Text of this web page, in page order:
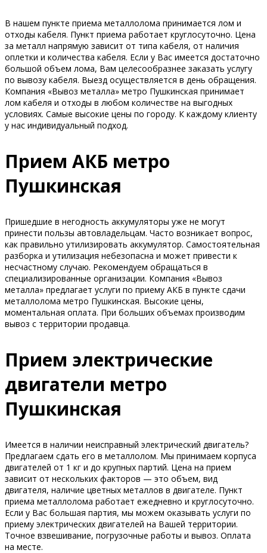
В нашем пункте приема металлолома принимается лом и
отходы кабеля. Пункт приема работает круглосуточно. Цена
за металл напрямую зависит от типа кабеля, от наличия
оплетки и количества кабеля. Если у Вас имеется достаточно
большой объем лома, Вам целесообразнее заказать услугу
по вывозу кабеля. Выезд осуществляется в день обращения.
Компания «Вывоз металла» метро Пушкинская принимает
лом кабеля и отходы в любом количестве на выгодных
условиях. Самые высокие цены по городу. К каждому клиенту
у нас индивидуальный подход.
Прием АКБ метро
Пушкинская
Пришедшие в негодность аккумуляторы уже не могут
принести пользы автовладельцам. Часто возникает вопрос,
как правильно утилизировать аккумулятор. Самостоятельная
разборка и утилизация небезопасна и может привести к
несчастному случаю. Рекомендуем обращаться в
специализированные организации. Компания «Вывоз
металла» предлагает услуги по приему АКБ в пункте сдачи
металлолома метро Пушкинская. Высокие цены,
моментальная оплата. При больших объемах производим
вывоз с территории продавца.
Прием электрические
двигатели метро
Пушкинская
Имеется в наличии неисправный электрический двигатель?
Предлагаем сдать его в металлолом. Мы принимаем корпуса
двигателей от 1 кг и до крупных партий. Цена на прием
зависит от нескольких факторов — это объем, вид
двигателя, наличие цветных металлов в двигателе. Пункт
приема металлолома работает ежедневно и круглосуточно.
Если у Вас большая партия, мы можем оказывать услуги по
приему электрических двигателей на Вашей территории.
Точное взвешивание, погрузочные работы и вывоз. Оплата
на месте.